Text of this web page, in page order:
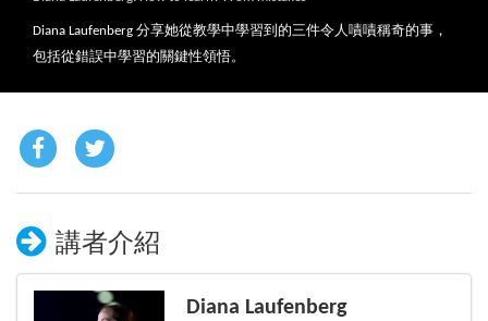
Diana Laufenberg 分享她從教學中學習到的三件令人嘖嘖稱奇的事，
包括從錯誤中學習的關鍵性領悟。
講者介紹
Diana Laufenberg